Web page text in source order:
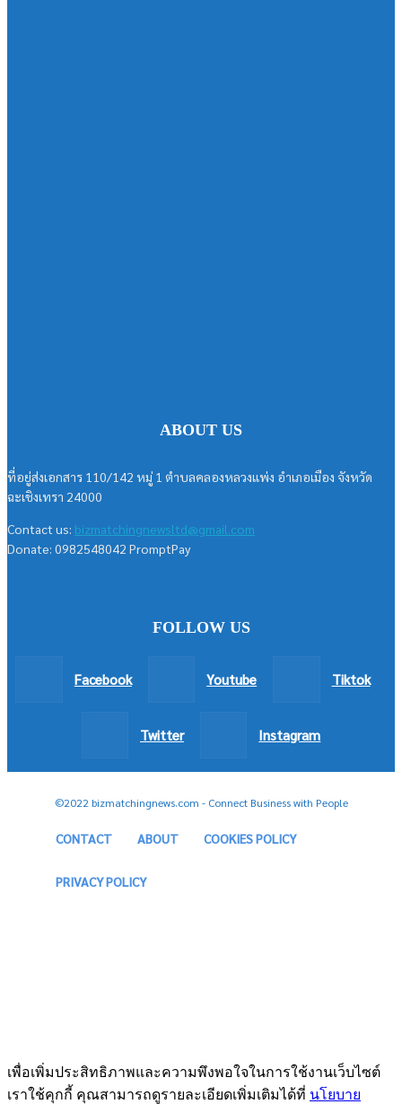
ABOUT US
ที่อยู่ส่งเอกสาร 110/142 หมู่ 1 ตำบลคลองหลวงแพ่ง อำเภอเมือง จังหวัด
ฉะเชิงเทรา 24000
Contact us: bizmatchingnewsltd@gmail.com
Donate: 0982548042 PromptPay
FOLLOW US
Facebook Youtube Tiktok
Twitter Instagram
©2022 bizmatchingnews.com - Connect Business with People
CONTACT ABOUT COOKIES POLICY
PRIVACY POLICY
เพื่อเพิ่มประสิทธิภาพและความพึงพอใจในการใช้งานเว็บไซต์
เราใช้คุกกี้ คุณสามารถดูรายละเอียดเพิ่มเติมได้ที่ นโยบาย